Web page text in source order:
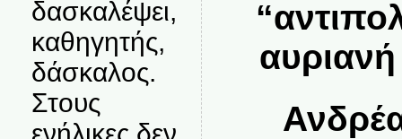
δασκαλέψει,
καθηγητής,
δάσκαλος.
Στους